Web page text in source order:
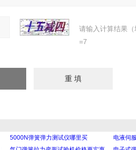
请输入计算结果
=7
5000N弹簧弹力测试仪哪里买
电液伺